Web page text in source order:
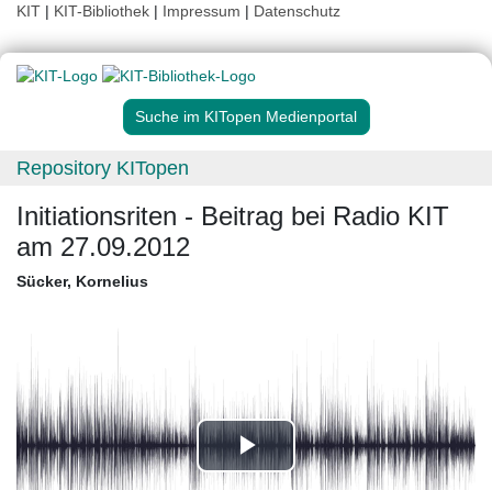
KIT | KIT-Bibliothek | Impressum | Datenschutz
Suche im KITopen Medienportal
Repository KITopen
Initiationsriten - Beitrag bei Radio KIT
am 27.09.2012
Sücker, Kornelius
Play